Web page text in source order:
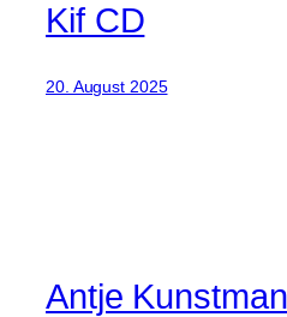
Kif CD
20. August 2025
Antje